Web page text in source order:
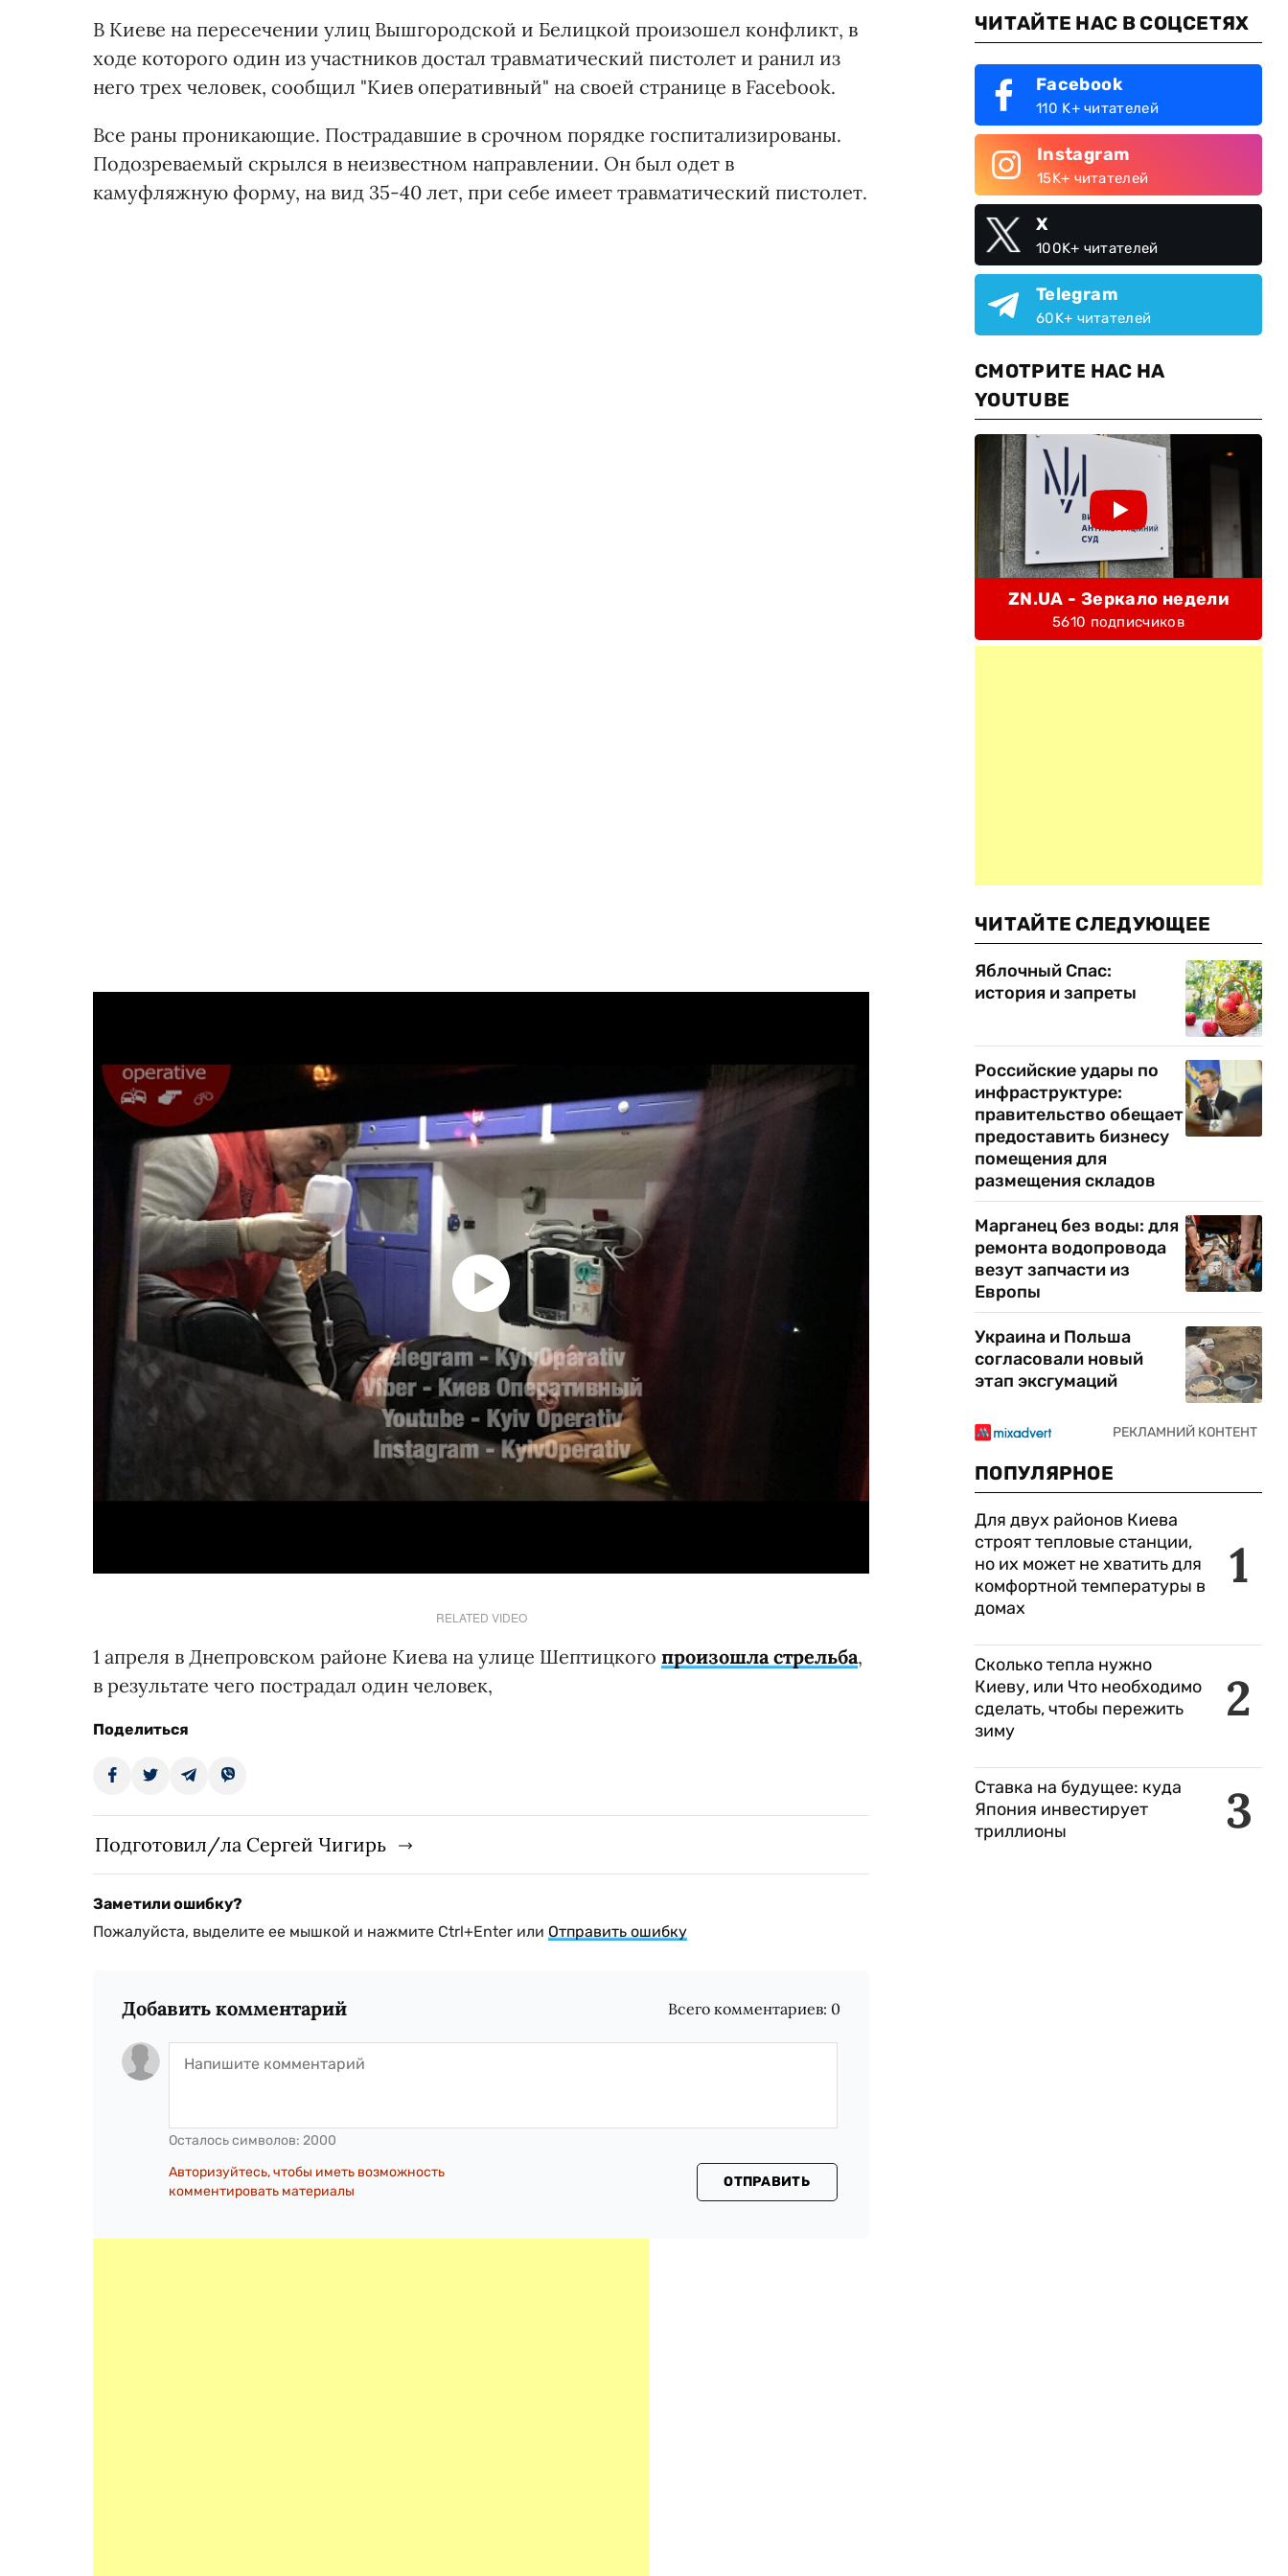
В Киеве на пересечении улиц Вышгородской и Белицкой произошел конфликт, в
ходе которого один из участников достал травматический пистолет и ранил из
него трех человек, сообщил "Киев оперативный" на своей странице в Facebook.
Все раны проникающие. Пострадавшие в срочном порядке госпитализированы.
Подозреваемый скрылся в неизвестном направлении. Он был одет в
камуфляжную форму, на вид 35-40 лет, при себе имеет травматический пистолет.
RELATED VIDEO
1 апреля в Днепровском районе Киева на улице Шептицкого произошла стрельба,
в результате чего пострадал один человек,
Поделиться
Подготовил/ла Сергей Чигирь
Заметили ошибку?
Пожалуйста, выделите ее мышкой и нажмите Ctrl+Enter или Отправить ошибку
Добавить комментарий Всего комментариев: 0
Осталось символов: 2000
Авторизуйтесь, чтобы иметь возможность
комментировать материалы
ОТПРАВИТЬ
ЧИТАЙТЕ НАС В СОЦСЕТЯХ
Facebook
110 K+ читателей
Instagram
15K+ читателей
X
100K+ читателей
Telegram
60K+ читателей
СМОТРИТЕ НАС НА
YOUTUBE
ZN.UA - Зеркало недели
5610 подписчиков
ЧИТАЙТЕ СЛЕДУЮЩЕЕ
Яблочный Спас:
история и запреты
Российские удары по
инфраструктуре:
правительство обещает
предоставить бизнесу
помещения для
размещения складов
Марганец без воды: для
ремонта водопровода
везут запчасти из
Европы
Украина и Польша
согласовали новый
этап эксгумаций
ПОПУЛЯРНОЕ
1
Для двух районов Киева
строят тепловые станции,
но их может не хватить для
комфортной температуры в
домах
2
Сколько тепла нужно
Киеву, или Что необходимо
сделать, чтобы пережить
зиму
3
Ставка на будущее: куда
Япония инвестирует
триллионы